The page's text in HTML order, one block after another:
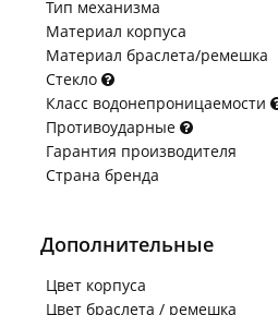
Тип механизма
Материал корпуса
Материал браслета/ремешка
Стекло
Класс водонепроницаемости
Противоударные
Гарантия производителя
Страна бренда
Дополнительные
Цвет корпуса
Цвет браслета / ремешка